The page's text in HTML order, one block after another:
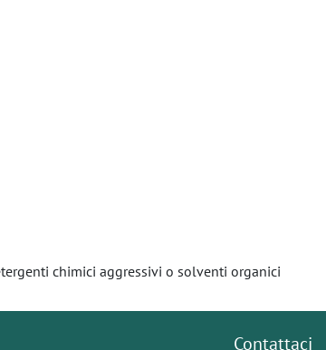
chimici aggressivi o solventi organici
Contattaci